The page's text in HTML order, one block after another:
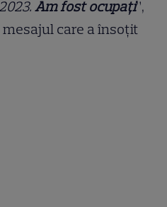
Am fost ocupați”,
mesajul care a însoțit